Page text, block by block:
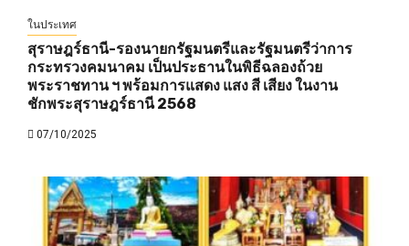
ในประเทศ
สุราษฎร์ธานี-รองนายกรัฐมนตรีและรัฐมนตรีว่าการ
กระทรวงคมนาคม เป็นประธานในพิธีฉลองถ้วย
พระราชทาน ฯ พร้อมการแสดง แสง สี เสียง ในงาน
ชักพระสุราษฎร์ธานี 2568
07/10/2025